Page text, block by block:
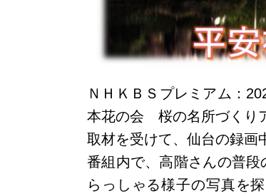
ＮＨＫＢＳプレミアム：
本花の会 桜の名所づくり
取材を受けて、仙台の録画
番組内で、高階さんの普
らっしゃる様子の写真を